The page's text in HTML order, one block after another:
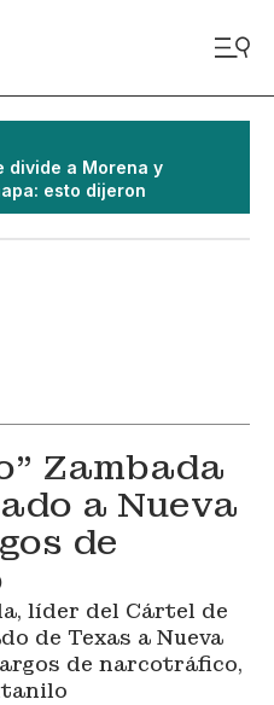
divide a Morena y
esto dijeron
Zambada
a Nueva
de
líder del Cártel de
de Texas a Nueva
de narcotráfico,